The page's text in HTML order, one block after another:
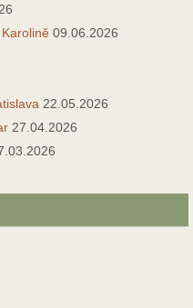
09.06.2026
22.05.2026
27.04.2026